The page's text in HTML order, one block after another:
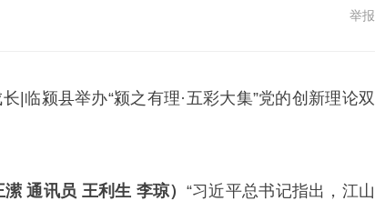
举报
|临颍县举办“颍之有理·五彩大集”党的创新理论双
通讯员 王利生 李琼） “习近平总书记指出，江山